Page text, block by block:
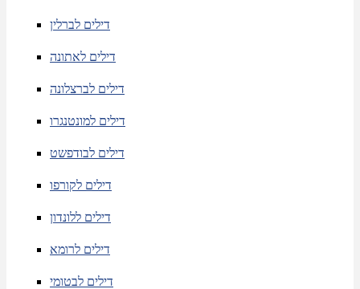
דילים לברלין
דילים לאתונה
דילים לברצלונה
דילים למונטנגרו
דילים לבודפשט
דילים לקורפו
דילים ללונדון
דילים לרומא
דילים לבטומי